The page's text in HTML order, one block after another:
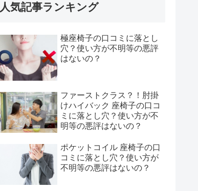
人気記事ランキング
極座椅子の口コミに落とし
穴？使い方が不明等の悪評
はないの？
ファーストクラス？！肘掛
けハイバック 座椅子の口コ
ミに落とし穴？使い方が不
明等の悪評はないの？
ポケットコイル 座椅子の口
コミに落とし穴？使い方が
不明等の悪評はないの？